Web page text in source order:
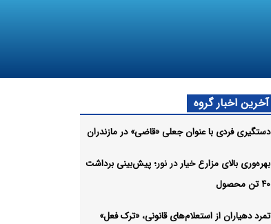
آخرین اخبار گروه
دستگیری فردی با عنوان جعلی «قاضی» در مازندران
بهره‌وری بالای مزارع خیار در نور؛ پیش‌بینی برداشت
۴۰ تن محصول
تمرد دهیاران از استعلام‌های قانونی، «ترک فعل»